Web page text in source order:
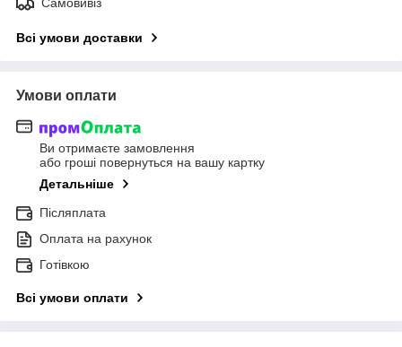
Самовивіз
Всі умови доставки
Умови оплати
Ви отримаєте замовлення
або гроші повернуться на вашу картку
Детальніше
Післяплата
Оплата на рахунок
Готівкою
Всі умови оплати